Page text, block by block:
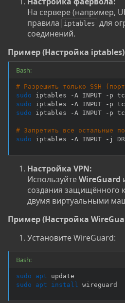
На сервере (например,
правила
iptables
для
соединений.
Пример (Настройка
Bash:
# Разрешить только SSH
sudo iptables -A INPUT -p
sudo iptables -A INPUT -p
sudo iptables -A INPUT -p
# Запретить все остальные
sudo iptables -A INPUT -j
Настройка VPN:
ИспользуйтеWireGuard
создания защищённого
двумя виртуальными
Пример (Настройка
Установите WireGuard:
Bash:
sudo apt
sudo
apt install wireguard